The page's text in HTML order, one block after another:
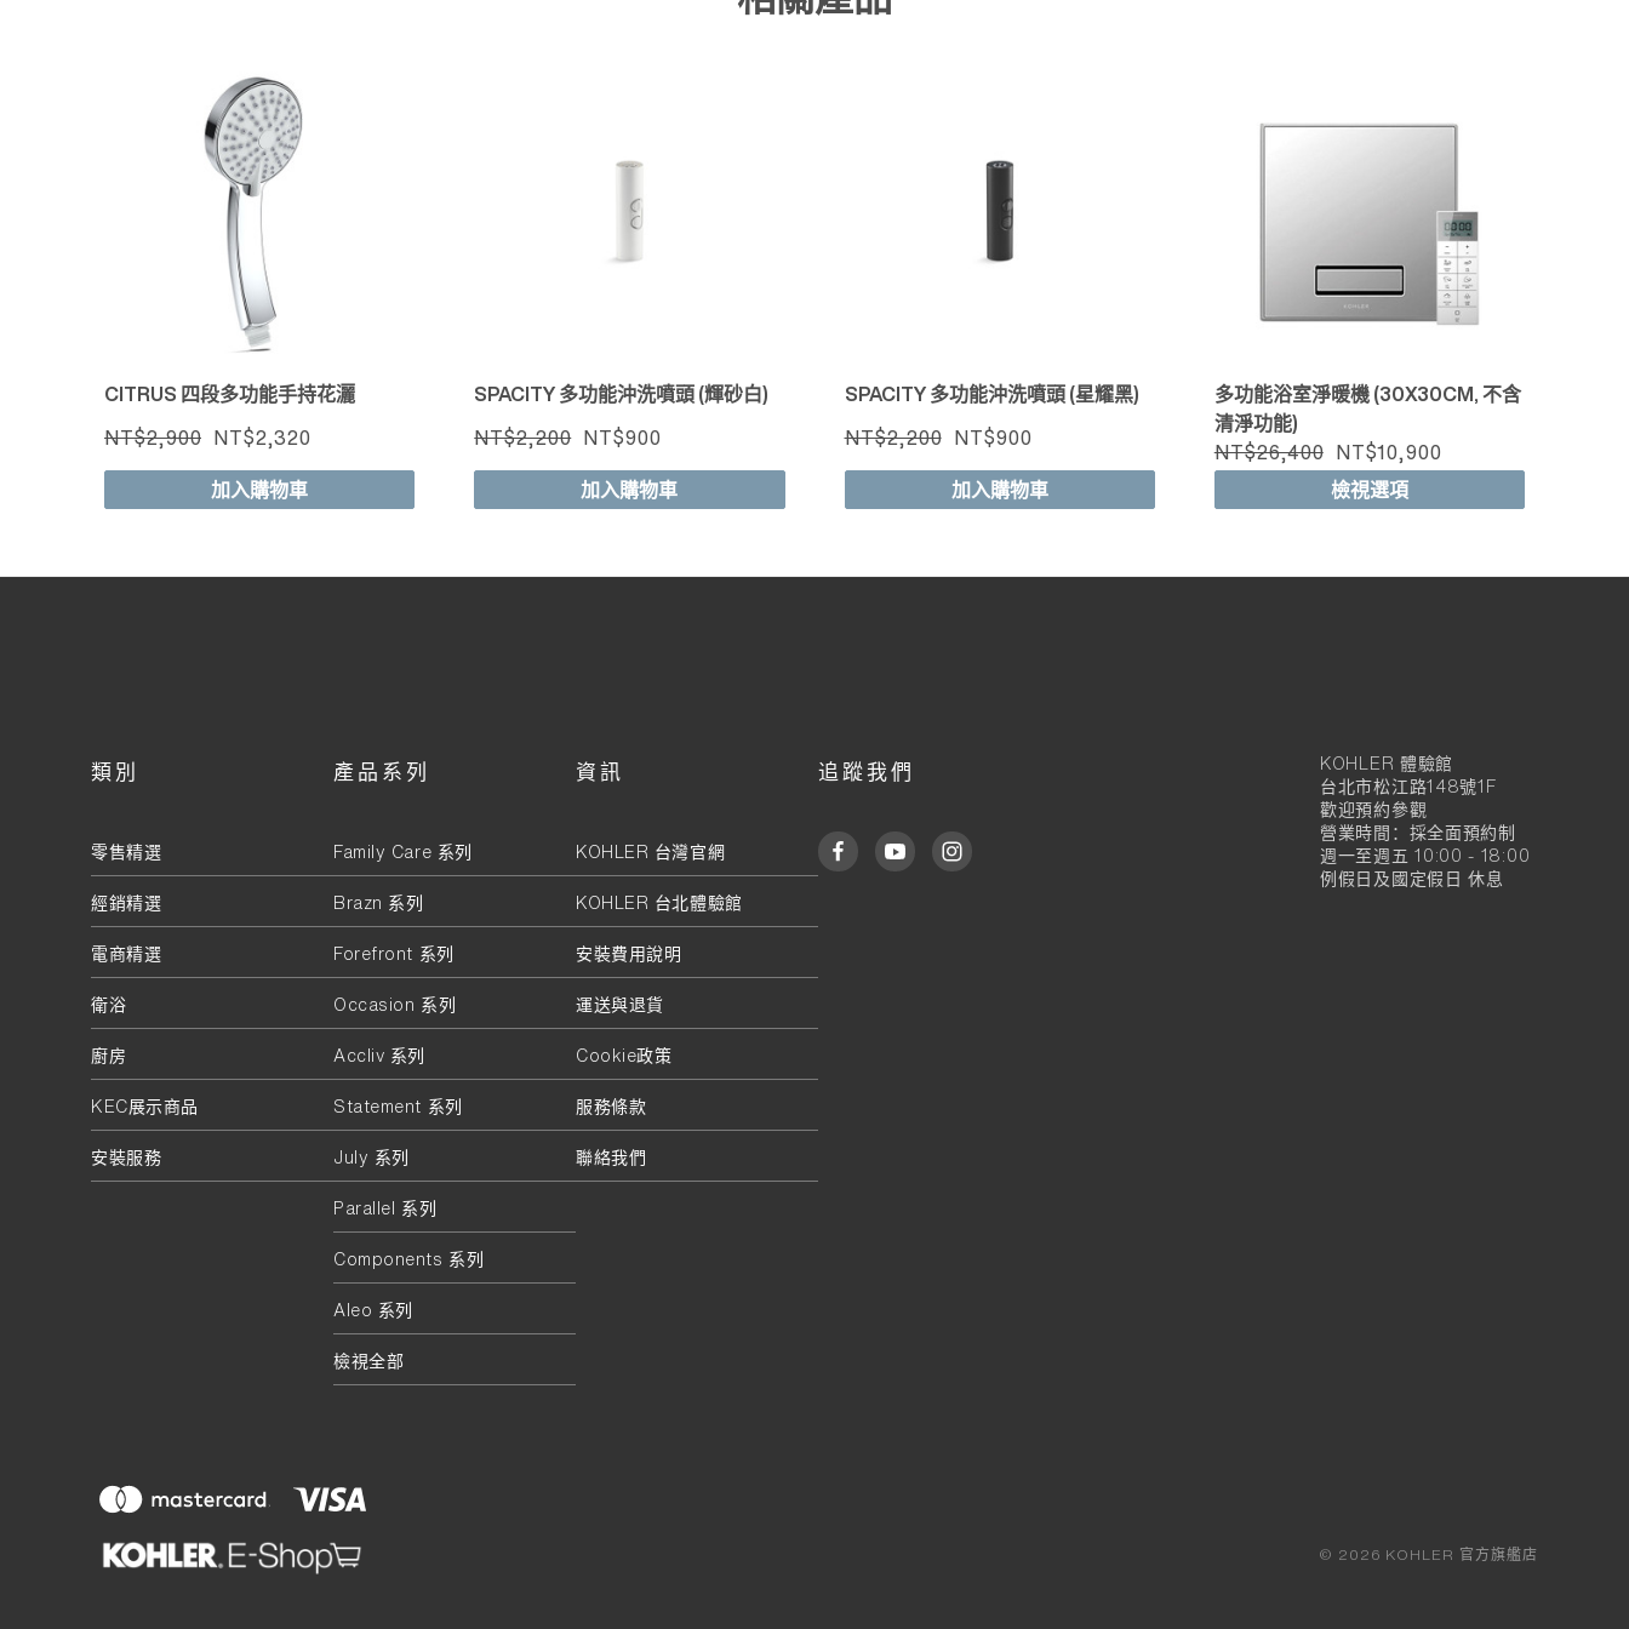
快速檢視
CITRUS 四段多功能手持花灑
NT$2,900 NT$2,320
加入購物車
快速檢視
SPACITY 多功能沖洗噴頭 (輝砂白)
NT$2,200 NT$900
加入購物車
快速檢視
SPACITY 多功能沖洗噴頭 (星耀黑)
NT$2,200 NT$900
加入購物車
多功能浴室淨暖機 (30X30CM, 不含
清淨功能)
NT$26,400 NT$10,900
檢視選項
類別
零售精選
經銷精選
電商精選
衛浴
廚房
KEC展示商品
安裝服務
產品系列
Family Care 系列
Brazn 系列
Forefront 系列
Occasion 系列
Accliv 系列
Statement 系列
July 系列
Parallel 系列
Components 系列
Aleo 系列
檢視全部
資訊
KOHLER 台灣官網
KOHLER 台北體驗館
安裝費用說明
運送與退貨
Cookie政策
服務條款
聯絡我們
追蹤我們
KOHLER
官
方
旗
KOHLER 體驗館
台北市松江路148號1F
歡迎預約參觀
營業時間：採全面預約制
週一至週五 10:00 - 18:00
例假日及國定假日 休息
© 2026 KOHLER 官方旗艦店